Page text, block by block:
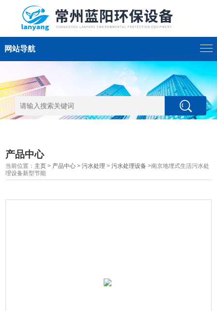
网站导航
产品中心
当前位置： 主页 > 产品中心 >污水处理 >污水处理设备 >南京地埋式生活污水处
理设备新型节能